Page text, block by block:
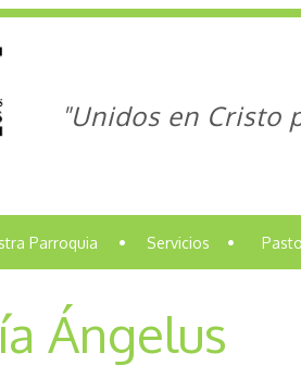
"Unidos en Cristo
Parroquia • Servicios •
Ángelus